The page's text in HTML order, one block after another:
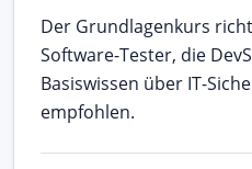
Der Grundlagenkurs
Software-Tester, die
Basiswissen über IT-
empfohlen.